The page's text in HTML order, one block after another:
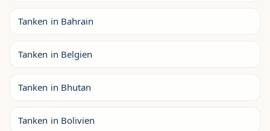
Tanken in Bahrain
Tanken in Belgien
Tanken in Bhutan
Tanken in Bolivien